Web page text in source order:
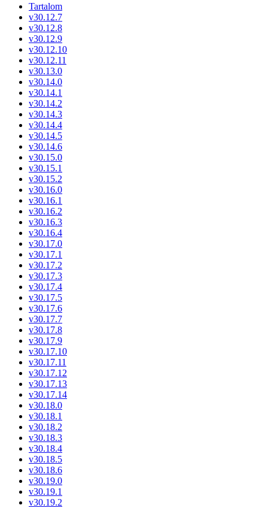
Tartalom
v30.12.7
v30.12.8
v30.12.9
v30.12.10
v30.12.11
v30.13.0
v30.14.0
v30.14.1
v30.14.2
v30.14.3
v30.14.4
v30.14.5
v30.14.6
v30.15.0
v30.15.1
v30.15.2
v30.16.0
v30.16.1
v30.16.2
v30.16.3
v30.16.4
v30.17.0
v30.17.1
v30.17.2
v30.17.3
v30.17.4
v30.17.5
v30.17.6
v30.17.7
v30.17.8
v30.17.9
v30.17.10
v30.17.11
v30.17.12
v30.17.13
v30.17.14
v30.18.0
v30.18.1
v30.18.2
v30.18.3
v30.18.4
v30.18.5
v30.18.6
v30.19.0
v30.19.1
v30.19.2